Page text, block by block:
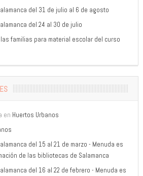
del 31 de julio al 6 de agosto
del 24 al 30 de julio
familias para material escolar del curso
en Huertos Urbanos
del 15 al 21 de marzo - Menuda es
de las bibliotecas de Salamanca
del 16 al 22 de febrero - Menuda es